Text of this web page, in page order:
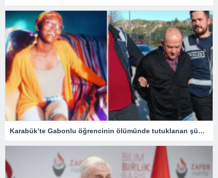
Karabük’te Gabonlu öğrencinin ölümünde tutuklanan şüphelinin avukatı: Müvekkilim Dina’yı arabaya alarak hastaneye götürmeye çalışmış